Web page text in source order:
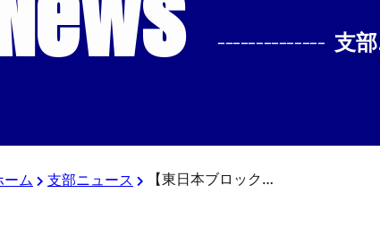
-------------- 支
ーム 支部ニュース 【東日本ブロック】熱中症対策強化のお願い